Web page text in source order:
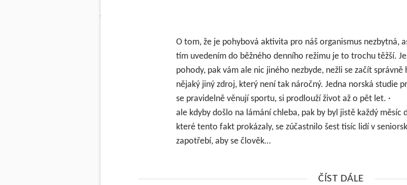
O tom, že je pohybová aktivita pro náš organismus nezbytná,
tím uvedením do běžného denního režimu je to trochu těžší.
pohody, pak vám ale nic jiného nezbyde, nežli se začít
nějaký jiný zdroj, který není tak náročný. Jedna norská studie
se pravidelně věnují sportu, si prodlouží život až o pět let. ·
ale kdyby došlo na lámání chleba, pak by byl jistě každý
které tento fakt prokázaly, se zúčastnilo šest tisíc lidí v
zapotřebí, aby se člověk…
ČÍST DÁLE